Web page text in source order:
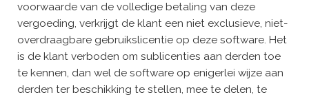
voorwaarde van de volledige betaling van deze
vergoeding, verkrijgt de klant een niet exclusieve, niet-
overdraagbare gebruikslicentie op deze software. Het
is de klant verboden om sublicenties aan derden toe
te kennen, dan wel de software op enigerlei wijze aan
derden ter beschikking te stellen, mee te delen, te